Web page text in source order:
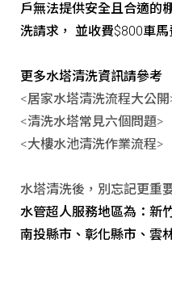
戶無法提供安全且合適的
洗請求， 並收費$800車馬
更多水塔清洗資訊請參考
<居家水塔清洗流程大公開
<清洗水塔常見六個問題>
<大樓水池清洗作業流程>
水塔清洗後，別忘記更重
水管超人服務地區為：新
南投縣市、彰化縣市、雲